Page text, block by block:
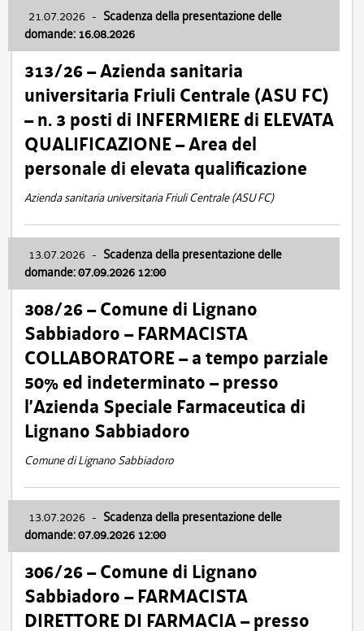
21.07.2026 - Scadenza della presentazione delle
domande: 16.08.2026
313/26 – Azienda sanitaria
universitaria Friuli Centrale (ASU FC)
– n. 3 posti di INFERMIERE di ELEVATA
QUALIFICAZIONE – Area del
personale di elevata qualificazione
Azienda sanitaria universitaria Friuli Centrale (ASU FC)
13.07.2026 - Scadenza della presentazione delle
domande: 07.09.2026 12:00
308/26 – Comune di Lignano
Sabbiadoro – FARMACISTA
COLLABORATORE – a tempo parziale
50% ed indeterminato – presso
l’Azienda Speciale Farmaceutica di
Lignano Sabbiadoro
Comune di Lignano Sabbiadoro
13.07.2026 - Scadenza della presentazione delle
domande: 07.09.2026 12:00
306/26 – Comune di Lignano
Sabbiadoro – FARMACISTA
DIRETTORE DI FARMACIA – presso